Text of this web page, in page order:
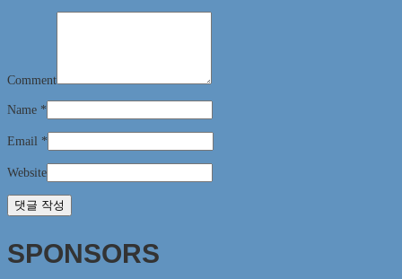
Comment
Name *
Email *
Website
SPONSORS